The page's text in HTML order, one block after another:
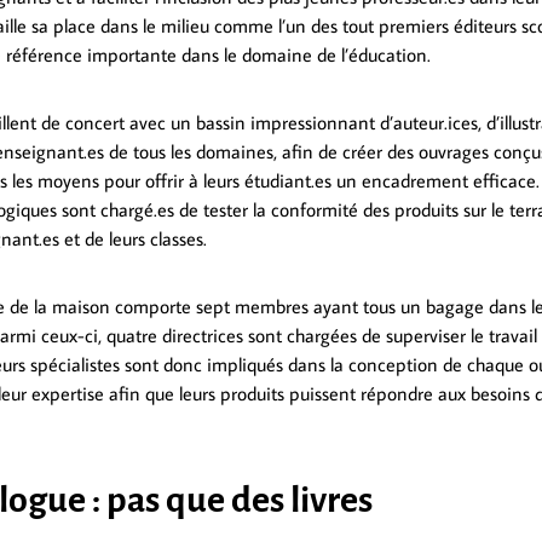
sa place dans le milieu comme l’un des tout premiers éditeurs
référence importante dans le domaine de l’éducation.
de concert avec un bassin impressionnant d’auteur.ices,
de tous les domaines, afin de créer des ouvrages
les moyens pour offrir à leurs étudiant.es un encadrement efficace.
sont chargé.es de tester la conformité des produits sur le
et de leurs classes.
de la maison comporte sept membres ayant tous un bagage dans
ceux-ci, quatre directrices sont chargées de superviser le travail
spécialistes sont donc impliqués dans la conception de chaque
expertise afin que leurs produits puissent répondre aux besoins
: pas que des livres